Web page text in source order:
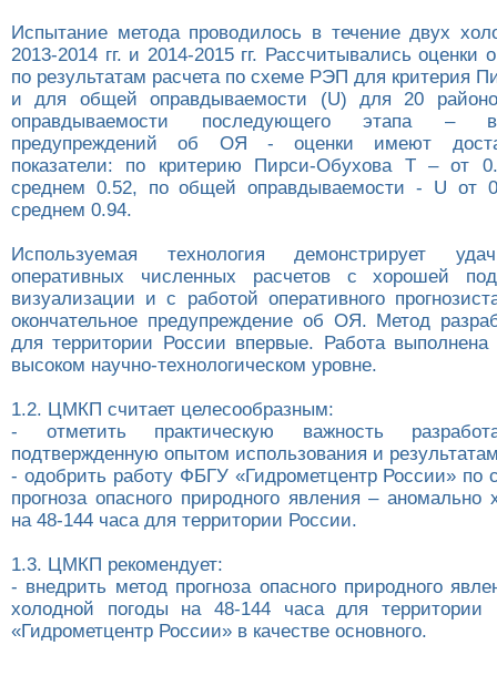
Испытание метода проводилось в течение двух
2013-2014 гг. и 2014-2015 гг. Рассчитывались оценки
по результатам расчета по схеме РЭП для критерия
и для общей оправдываемости (U) для 20
оправдываемости последующего этапа –
предупреждений об ОЯ - оценки имеют
показатели: по критерию Пирси-Обухова Т – от
среднем 0.52, по общей оправдываемости - U от
среднем 0.94.
Используемая технология демонстрирует
оперативных численных расчетов с хорошей
визуализации и с работой оперативного
окончательное предупреждение об ОЯ. Метод
для территории России впервые. Работа
высоком научно-технологическом уровне.
1.2. ЦМКП считает целесообразным:
- отметить практическую важность
подтвержденную опытом использования и
- одобрить работу ФБГУ «Гидрометцентр России» по
прогноза опасного природного явления – аномально
на 48-144 часа для территории России.
1.3. ЦМКП рекомендует:
- внедрить метод прогноза опасного природного
холодной погоды на 48-144 часа для
«Гидрометцентр России» в качестве основного.